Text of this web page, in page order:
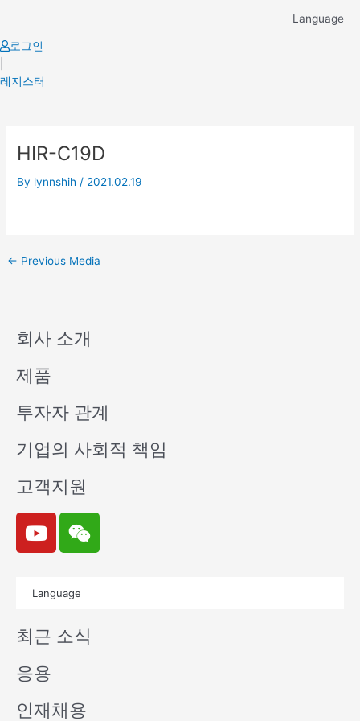
content
Language
로그인
레지스터
HIR-C19D
By lynnshih / 2021.02.19
navigation
← Previous Media
회사 소개
제품
투자자 관계
기업의 사회적 책임
고객지원
Y
o
u
e
W
e
i
n
Language
최근 소식
응용
인재채용